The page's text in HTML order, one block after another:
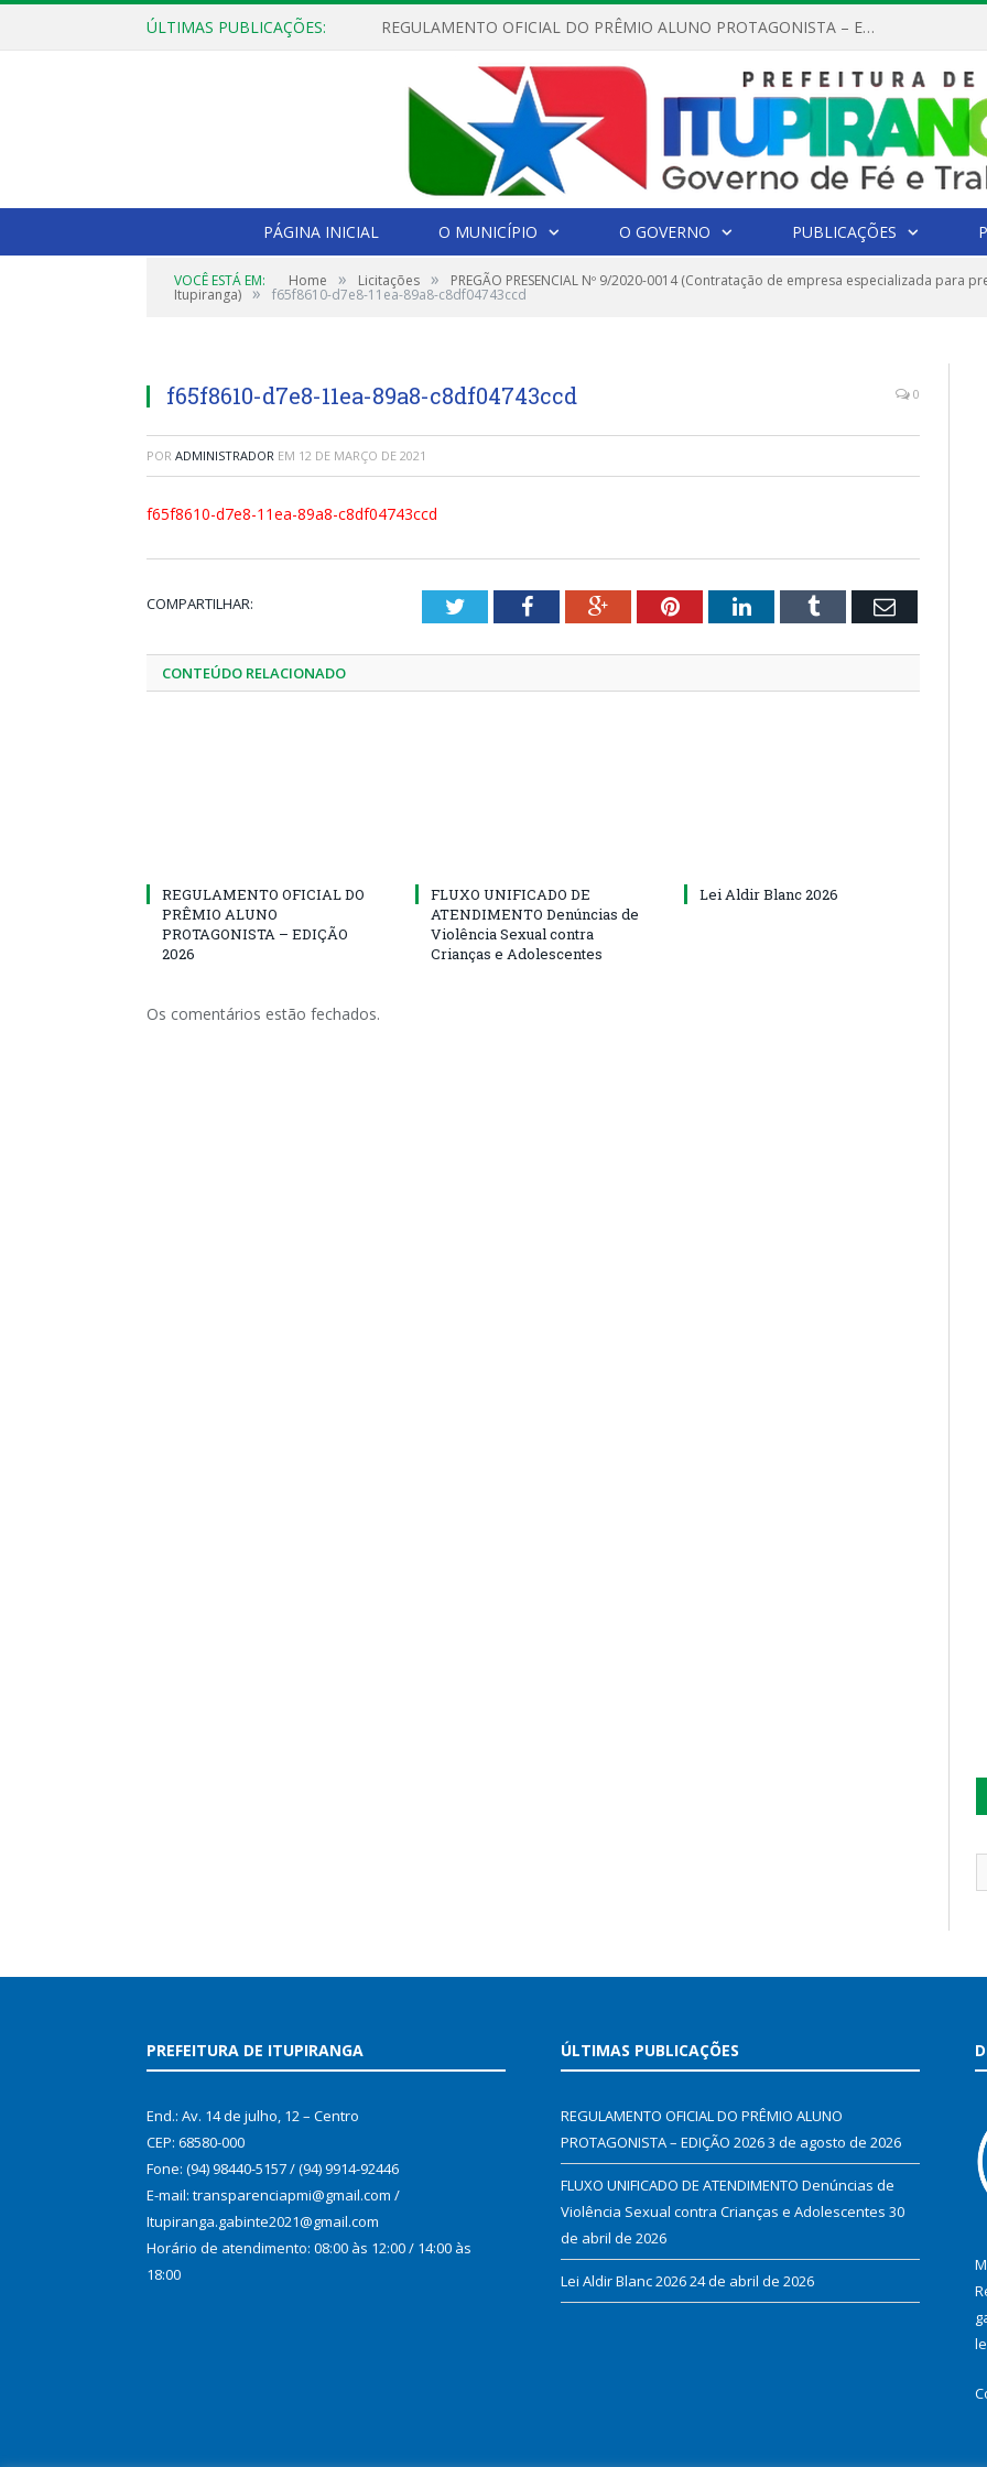
ÚLTIMAS PUBLICAÇÕES: REGULAMENTO OFICIAL DO PRÊMIO ALUNO PROTAGONISTA – EDIÇÃO 2026
PÁGINA INICIAL O MUNICÍPIO O GOVERNO PUBLICAÇÕES
VOCÊ ESTÁ EM: Home » Licitações » PREGÃO PRESENCIAL Nº 9/2020-0014 (Contratação de empresa especializada
Itupiranga) » f65f8610-d7e8-11ea-89a8-c8df04743ccd
f65f8610-d7e8-11ea-89a8-c8df04743ccd 0
POR ADMINISTRADOR EM 12 DE MARÇO DE 2021
f65f8610-d7e8-11ea-89a8-c8df04743ccd
COMPARTILHAR: TwitterFacebookGoogle+PinterestLinkedInTumblr Email
CONTEÚDO RELACIONADO
REGULAMENTO OFICIAL DO
PRÊMIO ALUNO
PROTAGONISTA – EDIÇÃO
2026
FLUXO UNIFICADO DE
ATENDIMENTO Denúncias de
Violência Sexual contra
Crianças e Adolescentes
Lei Aldir Blanc 2026
Os comentários estão fechados.
PREFEITURA DE ITUPIRANGA
End.: Av. 14 de julho, 12 – Centro
CEP: 68580-000
Fone: (94) 98440-5157 / (94) 9914-92446
E-mail: transparenciapmi@gmail.com /
Itupiranga.gabinte2021@gmail.com
Horário de atendimento: 08:00 às 12:00 / 14:00 às
18:00
ÚLTIMAS PUBLICAÇÕES
REGULAMENTO OFICIAL DO PRÊMIO ALUNO
PROTAGONISTA – EDIÇÃO 20263 de agosto de 2026
FLUXO UNIFICADO DE ATENDIMENTO Denúncias de
Violência Sexual contra Crianças e Adolescentes 30
de abril de 2026
Lei Aldir Blanc 202624 de abril de 2026